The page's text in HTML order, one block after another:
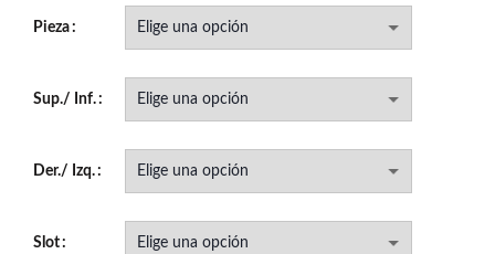
Pieza
Sup./ Inf.
Der./ Izq.
Slot